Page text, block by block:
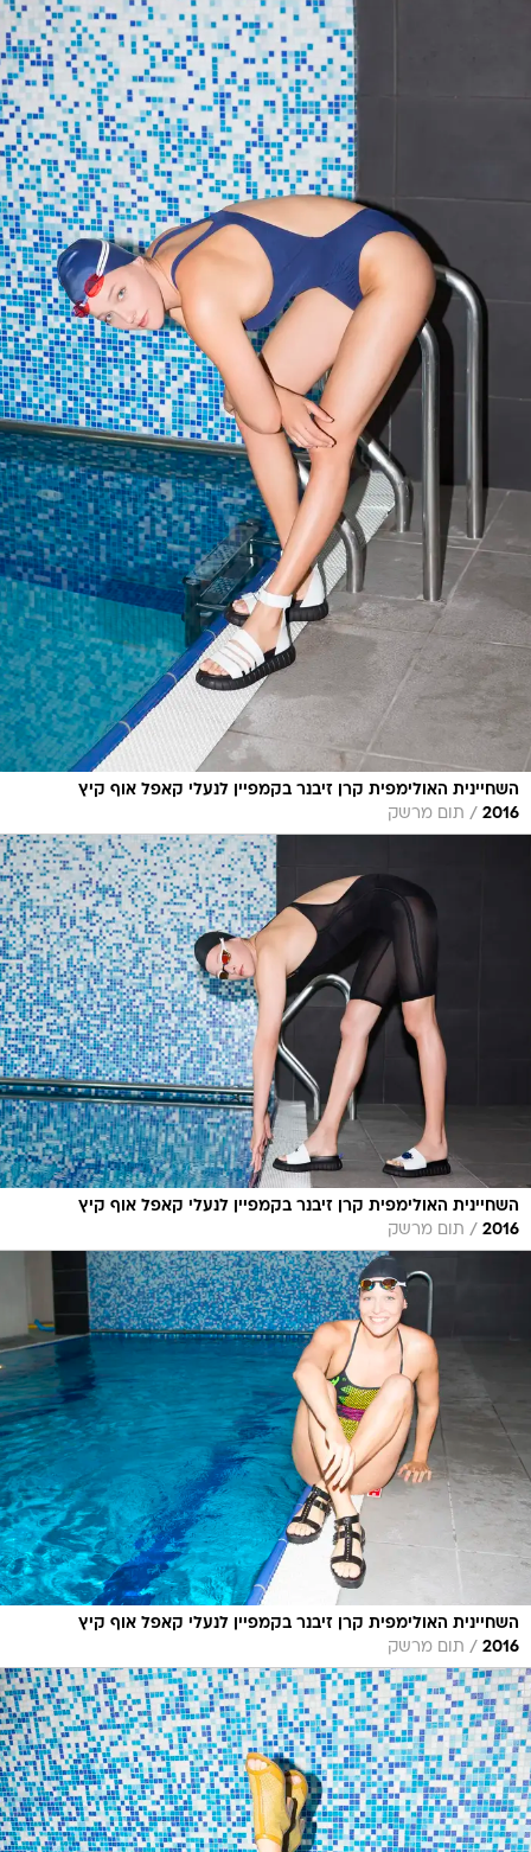
השחיינית האולימפית קרן זיבנר בקמפיין לנעלי קאפל אוף קיץ
2016
/ תום מרשק
השחיינית האולימפית קרן זיבנר בקמפיין לנעלי קאפל אוף קיץ
2016
/ תום מרשק
השחיינית האולימפית קרן זיבנר בקמפיין לנעלי קאפל אוף קיץ
2016
/ תום מרשק